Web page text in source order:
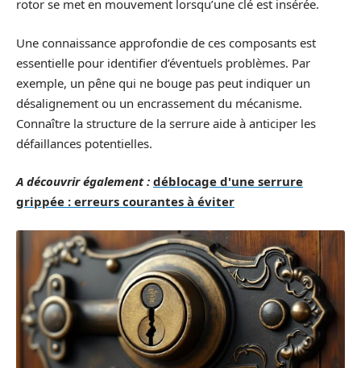
rotor se met en mouvement lorsqu’une clé est insérée.
Une connaissance approfondie de ces composants est
essentielle pour identifier d’éventuels problèmes. Par
exemple, un pêne qui ne bouge pas peut indiquer un
désalignement ou un encrassement du mécanisme.
Connaître la structure de la serrure aide à anticiper les
défaillances potentielles.
A découvrir également : déblocage d'une serrure
grippée : erreurs courantes à éviter